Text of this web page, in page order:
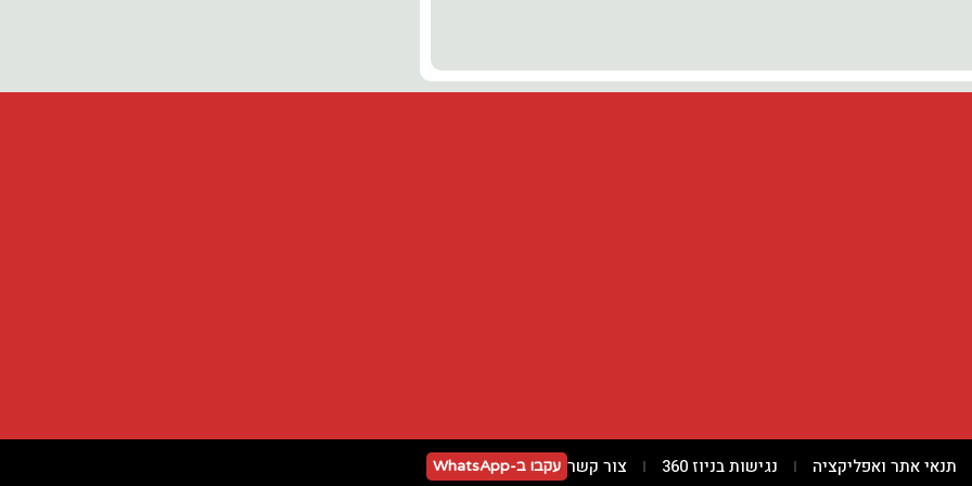
תנאי אתר ואפליקציה נגישות בניוז 360 צור קשר עקבו ב-WhatsApp